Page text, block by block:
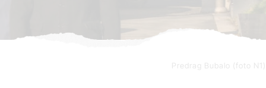
Predrag Bubalo (foto N1)